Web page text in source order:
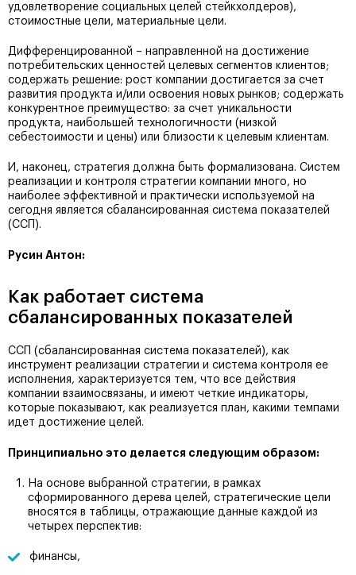
удовлетворение социальных целей стейкхолдеров),
стоимостные цели, материальные цели.
Дифференцированной – направленной на достижение
потребительских ценностей целевых сегментов клиентов;
содержать решение: рост компании достигается за счет
развития продукта и/или освоения новых рынков; содержать
конкурентное преимущество: за счет уникальности
продукта, наибольшей технологичности (низкой
себестоимости и цены) или близости к целевым клиентам.
И, наконец, стратегия должна быть формализована. Систем
реализации и контроля стратегии компании много, но
наиболее эффективной и практически используемой на
сегодня является сбалансированная система показателей
(ССП).
Русин Антон:
Как работает система
сбалансированных показателей
ССП (сбалансированная система показателей), как
инструмент реализации стратегии и система контроля ее
исполнения, характеризуется тем, что все действия
компании взаимосвязаны, и имеют четкие индикаторы,
которые показывают, как реализуется план, какими темпами
идет достижение целей.
Принципиально это делается следующим образом:
На основе выбранной стратегии, в рамках
сформированного дерева целей, стратегические цели
вносятся в таблицы, отражающие данные каждой из
четырех перспектив:
финансы,